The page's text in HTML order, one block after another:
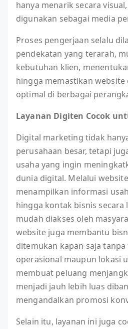
hanya menarik secara
digunakan sebagai media
Proses pengerjaan selalu
pendekatan yang terarah,
kebutuhan klien,
hingga memastikan website
optimal di berbagai
Layanan Digiten Cocok
Digital marketing tidak
perusahaan besar, tetapi
usaha yang ingin
dunia digital. Melalui
menampilkan informasi
hingga kontak bisnis secara
mudah diakses oleh
website juga membantu
ditemukan kapan saja
operasional maupun lokasi
membuat peluang
menjadi jauh lebih luas
mengandalkan promosi
Selain itu, layanan ini juga